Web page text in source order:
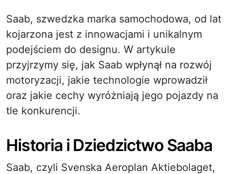
Saab, szwedzka marka samochodowa, od lat
kojarzona jest z innowacjami i unikalnym
podejściem do designu. W artykule
przyjrzymy się, jak Saab wpłynął na rozwój
motoryzacji, jakie technologie wprowadził
oraz jakie cechy wyróżniają jego pojazdy na
tle konkurencji.
Historia i Dziedzictwo Saaba
Saab, czyli Svenska Aeroplan Aktiebolaget,